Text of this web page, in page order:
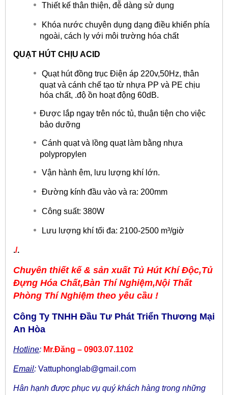
Thiết kế thân thiện, đễ dàng sử dụng
Khóa nước chuyên dụng dạng điều khiển phía
ngoài, cách ly với môi trường hóa chất
QUẠT HÚT CHỊU ACID
Quạt hút đồng trục Điện áp 220v,50Hz, thân
quạt và cánh chế tạo từ nhựa PP và PE chịu
hóa chất, .độ ồn hoạt động 60dB.
Được lắp ngay trên nóc tủ, thuận tiện cho việc
bảo dưỡng
Cánh quạt và lồng quạt làm bằng nhựa
polypropylen
Vận hành êm, lưu lượng khí lớn.
Đường kính đầu vào và ra: 200mm
Công suất: 380W
Lưu lượng khí tối đa: 2100-2500 m³/giờ
​./.
Chuyên thiết kế & sản xuất Tủ Hút Khí Độc,Tủ
Đựng Hóa Chất,Bàn Thí Nghiệm,Nội Thất
Phòng Thí Nghiệm theo yêu cầu !
Công Ty TNHH Đầu Tư Phát Triển Thương Mại
An Hòa
Hotline: Mr.Đăng – 0903.07.1102
Email: Vattuphonglab@gmail.com
Hân hạnh được phục vụ quý khách hàng trong những